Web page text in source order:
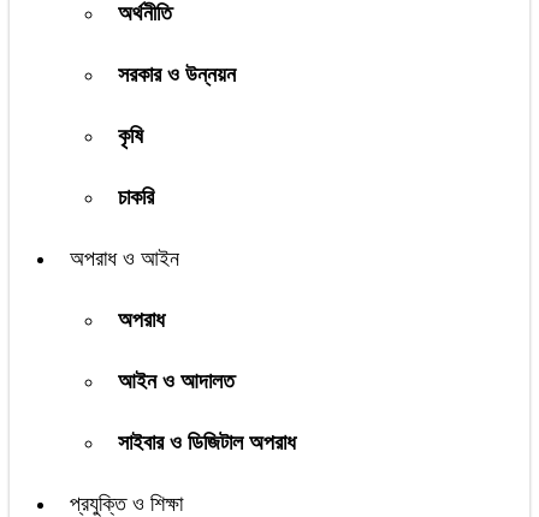
অর্থনীতি
সরকার ও উন্নয়ন
কৃষি
চাকরি
অপরাধ ও আইন
অপরাধ
আইন ও আদালত
সাইবার ও ডিজিটাল অপরাধ
প্রযুক্তি ও শিক্ষা